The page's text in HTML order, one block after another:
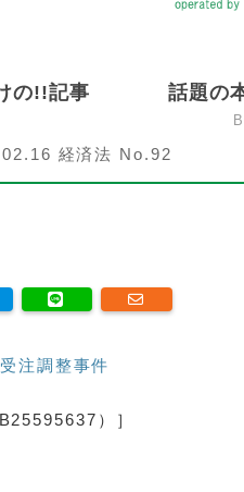
の!!記事 話題の
経済法 No.92
注調整事件
）］